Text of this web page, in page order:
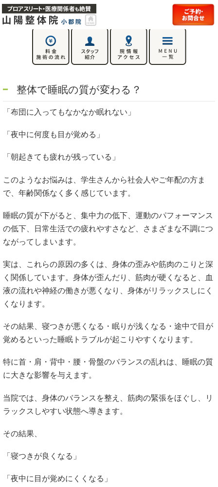
整体で睡眠の質が変わる？
「布団に入ってもなかなか眠れない」
「夜中に何度も目が覚める」
「朝起きても疲れが残っている」
このようなお悩みは、学生さんから社会人やご年配の方ま
で、年齢関係なく多く感じています。
睡眠の質が下がると、集中力の低下、運動のパフォーマンス
の低下、日常生活での疲れやすさなど、さまざまな不調につ
ながってしまいます。
実は、これらの原因の多くは、身体の歪みや筋肉のこりと深
く関係しています。身体が歪んだり、筋肉が硬くなると、血
液の流れや神経の働きが悪くなり、身体がリラックスしにく
くなります。
その結果、寝つきが悪くなる・眠りが浅くなる・途中で目が
覚めるといった睡眠トラブルが起こりやすくなります。
特に首・肩・背中・腰・骨盤のバランスの乱れは、睡眠の質
に大きな影響を与えます。
当院では、身体のバランスを整え、筋肉の緊張をほぐし、リ
ラックスしやすい状態へ導きます。
その結果、
「寝つきが良くなる」
「夜中に目が覚めにくくなる」